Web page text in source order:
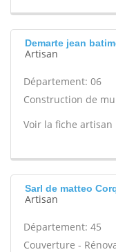
Demarte jean
Artisan
Département: 06
Construction de
Voir la fiche artisan
Sarl de matteo
Artisan
Département: 45
Couverture -